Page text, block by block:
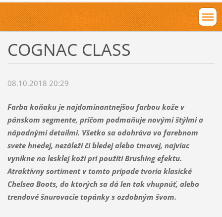
COGNAC CLASS
08.10.2018 20:29
Farba koňaku je najdominantnejšou farbou kože v
pánskom segmente, pričom podmaňuje novými štýlmi a
nápadnými detailmi. Všetko sa odohráva vo farebnom
svete hnedej, nezáleží či bledej alebo tmavej, najviac
vynikne na lesklej koži pri použití Brushing efektu.
Atraktívny sortiment v tomto prípade tvoria klasické
Chelsea Boots, do ktorých sa dá len tak vhupnúť, alebo
trendové šnurovacie topánky s ozdobným švom.